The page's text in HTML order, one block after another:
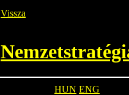
Vissza
HUN ENG